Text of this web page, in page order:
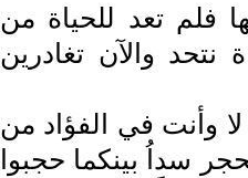
فلم تعد للحياة من
والآن تغادرين
وأنت في الفؤاد من
سداُ بينكما حجبوا